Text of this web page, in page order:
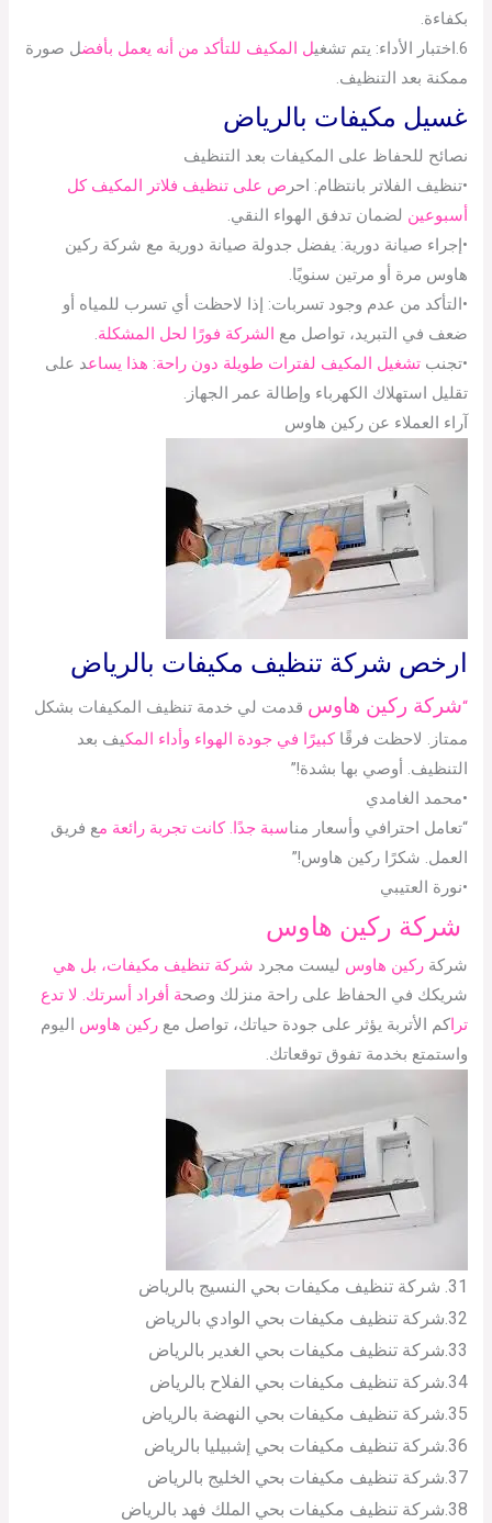
بكفاءة.
6.اختبار الأداء: يتم تشغي
ل المكيف للتأكد من أنه يعمل بأفضل صورة
ممكنة بعد التنظيف.
غسيل مكيفات بالرياض
نصائح للحفاظ على المكيفات بعد التنظيف
•تنظيف الفلاتر بانتظام: احر ص على تنظيف فلاتر المكيف كل
أسبوعين لضمان تدفق الهواء النقي.
•إجراء صيانة دورية: يفضل جدولة صيانة دورية مع شركة ركين
هاوس مرة أو مرتين سنويًا.
•التأكد من عدم وجود تسربات: إذا لاحظت أي تسرب للمياه أو
ضعف في التبريد، تواصل مع الشركة فورًا لحل المشكلة.
•تجنب تشغيل المكيف لفترات طويلة دون راحة: هذا يساعد على
تقليل استهلاك الكهرباء وإطالة عمر الجهاز.
آراء العملاء عن ركين هاوس
ارخص شركة تنظيف مكيفات بالرياض
“شركة ركين هاوس قدمت لي خدمة تنظيف المكيفات بشكل
ممتاز. لاحظت فرقًا كبيرًا في جودة الهواء وأداء المكيف بعد
التنظيف. أوصي بها بشدة!”
•محمد الغامدي
“تعامل احترافي وأسعار مناسبة جدًا. كانت تجربة رائعة مع فريق
العمل. شكرًا ركين هاوس!”
•نورة العتيبي
شركة ركين هاوس
شركة ركين هاوس ليست مجرد شركة تنظيف مكيفات، بل هي
شريكك في الحفاظ على راحة منزلك وصحة أفراد أسرتك. لا تدع
تراكم الأتربة يؤثر على جودة حياتك، تواصل مع ركين هاوس اليوم
واستمتع بخدمة تفوق توقعاتك.
31. شركة تنظيف مكيفات بحي النسيج بالرياض
32.شركة تنظيف مكيفات بحي الوادي بالرياض
33.شركة تنظيف مكيفات بحي الغدير بالرياض
34.شركة تنظيف مكيفات بحي الفلاح بالرياض
35.شركة تنظيف مكيفات بحي النهضة بالرياض
36.شركة تنظيف مكيفات بحي إشبيليا بالرياض
37.شركة تنظيف مكيفات بحي الخليج بالرياض
38.شركة تنظيف مكيفات بحي الملك فهد بالرياض